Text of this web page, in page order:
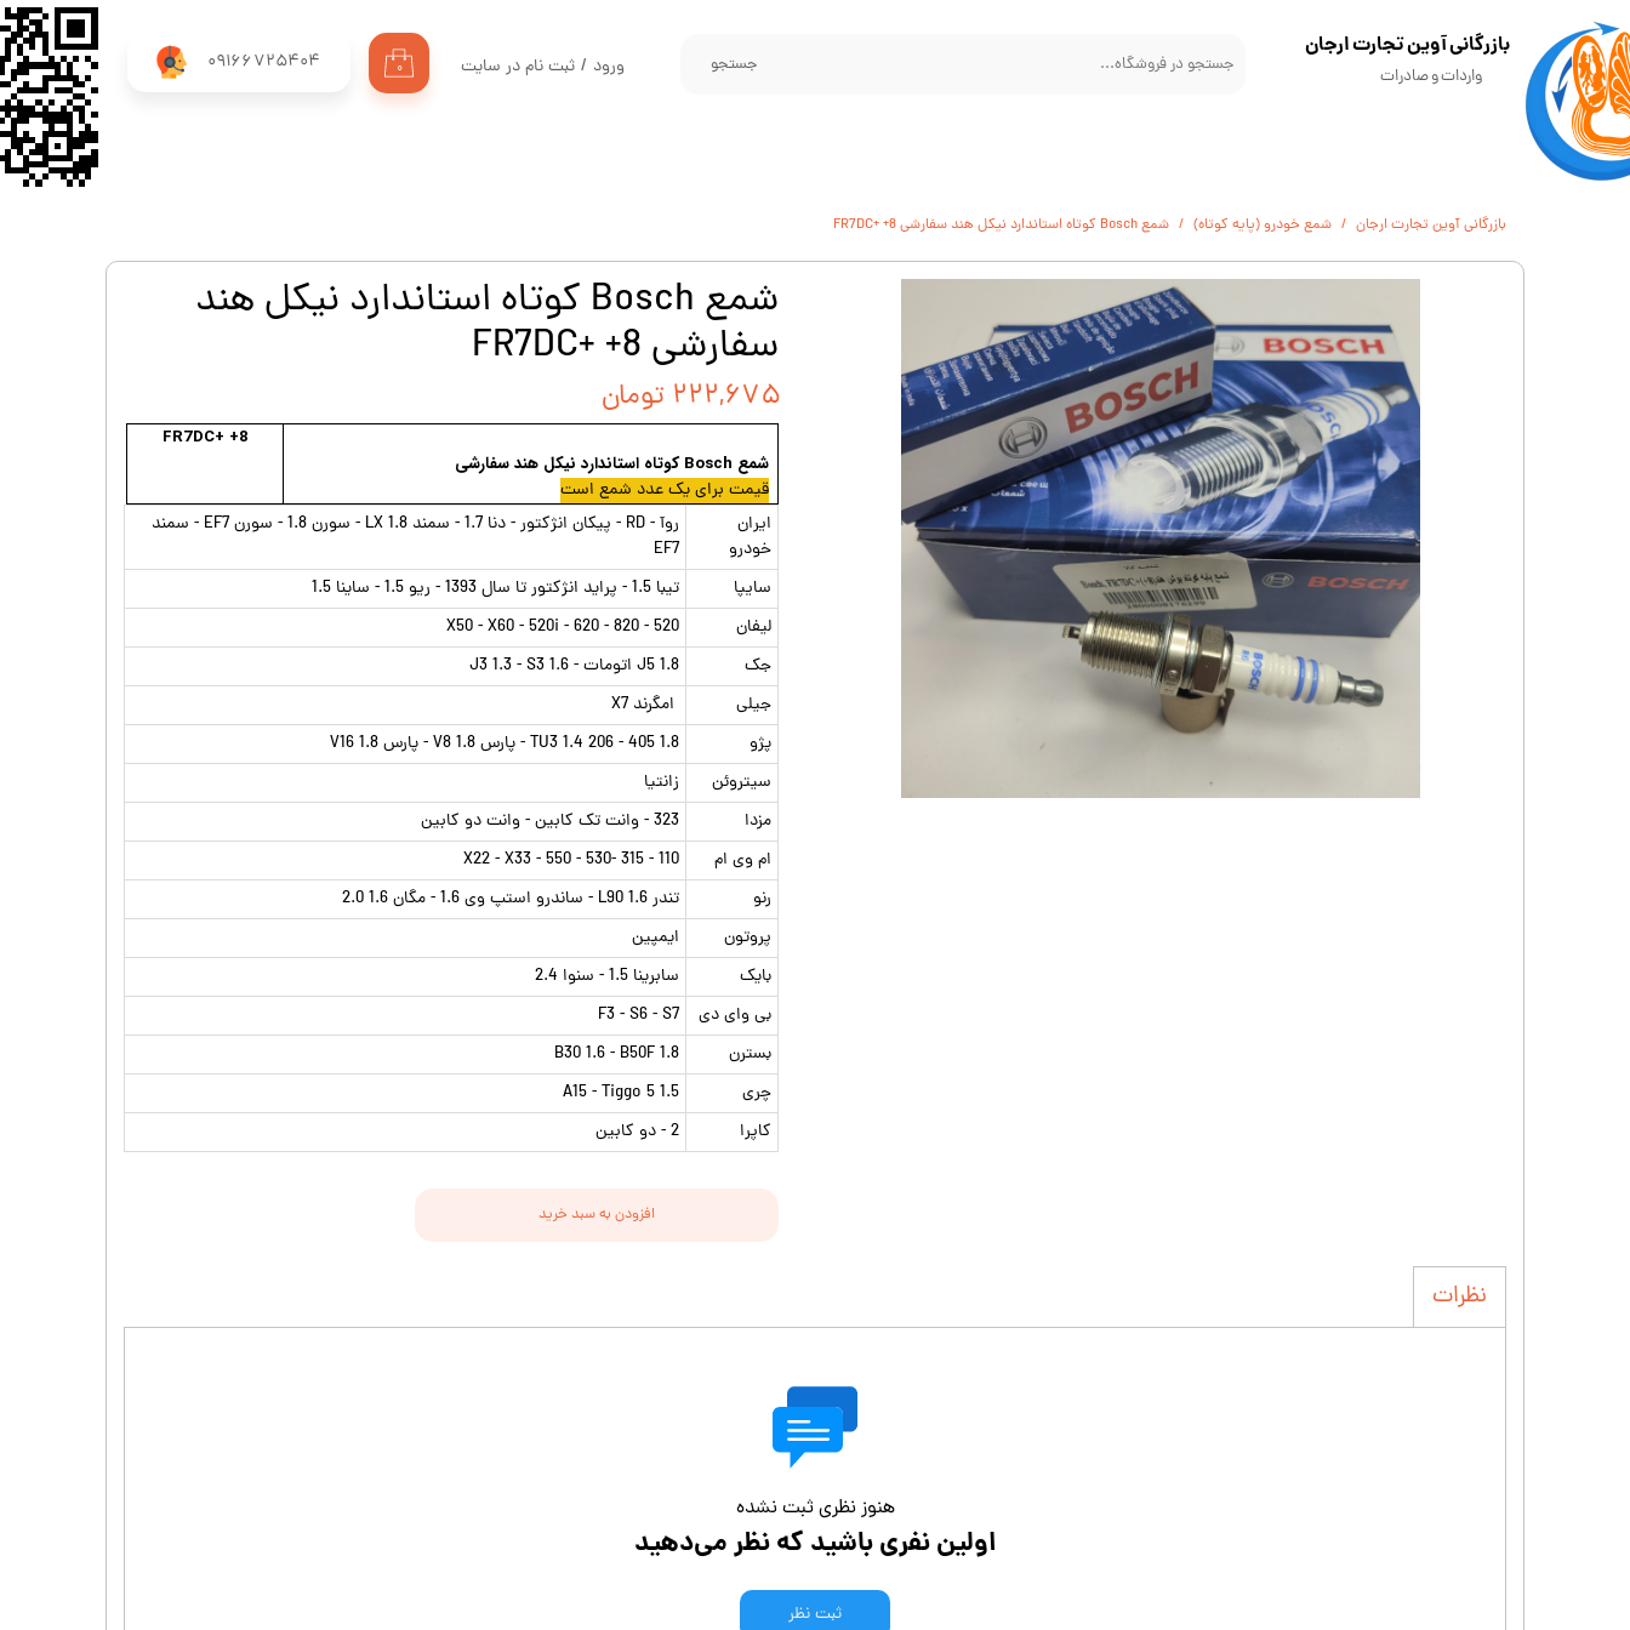
09166725404 جستجو ۰ ورود / ثبت نام در سایت
​بازرگانی آوین تجارت ارجان
واردات و صادرات
بازرگانی آوین تجارت ارجان شمع خودرو (پایه کوتاه) شمع Bosch کوتاه استاندارد نیکل هند سفارشی FR7DC+ +8
شمع Bosch کوتاه استاندارد نیکل هند
سفارشی FR7DC+ +8
۲۲۲,۶۷۵ تومان
شمع Boschکوتاه استاندارد نیکل هند سفارشی
قیمت برای یک عدد شمع است
FR7DC+ +8
ایران
خودرو
روآ - RD - پیکان انژکتور - دنا 1.7 - سمند LX 1.8 - سورن 1.8 - سورن EF7 - سمند
EF7
سایپا
تیبا 1.5 - پراید انژکتور تا سال 1393 - ریو 1.5 - ساینا 1.5
لیفان
520 - X50 - X60 - 520i - 620 - 820
جک
J5 1.8 اتومات - J3 1.3 - S3 1.6
جیلی
امگرند X7
پژو
1.8 405 - 206 TU3 1.4 - پارس V8 1.8 - پارس 1.8 V16
سیتروئن
زانتیا
مزدا
323 - وانت تک کابین - وانت دو کابین
ام وی ام
110 - 315 -530 - 550 - X22 - X33
رنو
تندر L90 1.6 - ساندرو استپ وی 1.6 - مگان 1.6 2.0
پروتون
ایمپین
بایک
سابرینا 1.5 - سنوا 2.4
بی وای دی
F3 - S6 - S7
بسترن
B30 1.6 - B50F 1.8
چری
A15 - Tiggo 5 1.5
کاپرا
2 - دو کابین
افزودن به سبد خرید
نظرات
هنوز نظری ثبت نشده
اولین نفری باشید که نظر می‌دهید
ثبت نظر